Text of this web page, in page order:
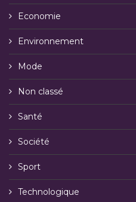
Economie
Environnement
Mode
Non classé
Santé
Société
Sport
Technologique